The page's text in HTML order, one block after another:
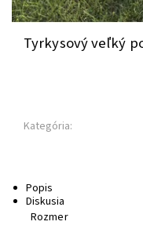
Tyrkysový veľký
Kategória:
Popis
Diskusia
Rozmer